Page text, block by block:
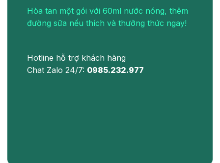
Hòa tan một gói với 60ml nước nóng, thêm
đường sữa nếu thích và thưởng thức ngay!
Hotline hỗ trợ khách hàng
Chat Zalo 24/7: 0985.232.977